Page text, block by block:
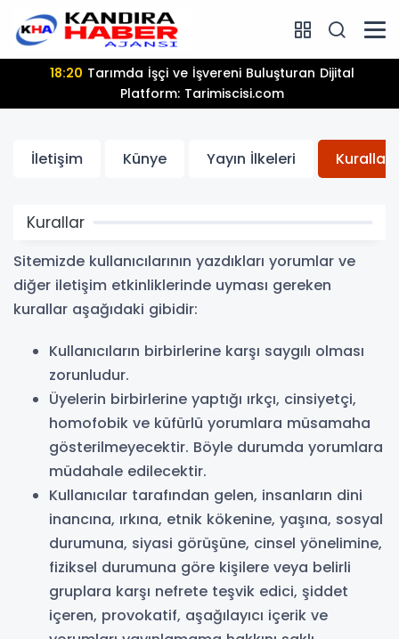
18:20Tarımda İşçi ve İşvereni Buluşturan Dijital
Platform: Tarimiscisi.com
İletişim Künye Yayın İlkeleri Kurallar
Kurallar
Sitemizde kullanıcılarının yazdıkları yorumlar ve
diğer iletişim etkinliklerinde uyması gereken
kurallar aşağıdaki gibidir:
Kullanıcıların birbirlerine karşı saygılı olması
zorunludur.
Üyelerin birbirlerine yaptığı ırkçı, cinsiyetçi,
homofobik ve küfürlü yorumlara müsamaha
gösterilmeyecektir. Böyle durumda yorumlara
müdahale edilecektir.
Kullanıcılar tarafından gelen, insanların dini
inancına, ırkına, etnik kökenine, yaşına, sosyal
durumuna, siyasi görüşüne, cinsel yönelimine,
fiziksel durumuna göre kişilere veya belirli
gruplara karşı nefrete teşvik edici, şiddet
içeren, provokatif, aşağılayıcı içerik ve